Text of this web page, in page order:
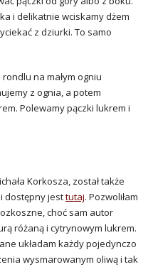
i delikatnie wciskamy dżem
z dziurki. To samo
na małym ogniu
z ognia, a potem
Polewamy pączki lukrem i
Korkosza, został także
dostępny jesttutaj. Pozwoliłam
choć sam autor
różaną i cytrynowym lukrem.
układam każdy pojedynczo
wysmarowanym oliwą i tak